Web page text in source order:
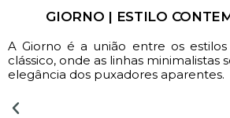
GIORNO | ESTILO
A Giorno é a união entre os
clássico, onde as linhas
elegância dos puxadores aparentes.